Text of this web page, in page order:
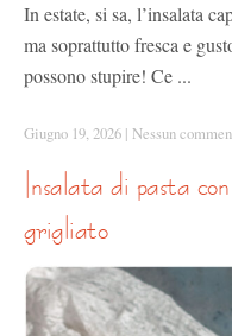
In estate, si sa, l’insalata
ma soprattutto fresca e
possono stupire! Ce ...
Giugno 19, 2026 | Nessun
grigliato